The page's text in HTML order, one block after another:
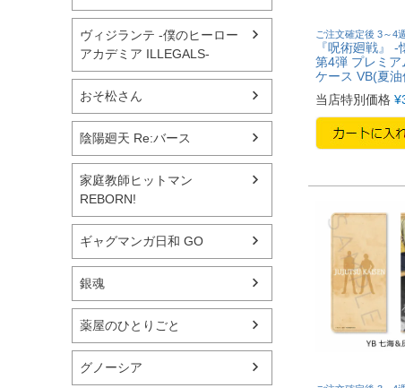
ヴィジランテ -僕のヒーロー
アカデミア ILLEGALS-
おそ松さん
陰陽廻天 Re:バース
家庭教師ヒットマン
REBORN!
ギャグマンガ日和 GO
銀魂
薬屋のひとりごと
グノーシア
ご注文確定後 3～4
『呪術廻戦』 -
第4弾 プレミア
ケース VB(夏油
当店特別価格 ¥